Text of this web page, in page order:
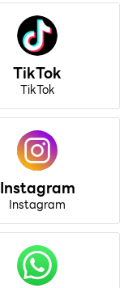
TikTok
TikTok
Instagram
Instagram